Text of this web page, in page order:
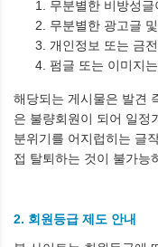
무분별한 비방성글
무분별한 광고글
개인정보 또는 금
펌글 또는 이미지
해당되는 게시물은 발견
은 불량회원이 되어 일정
분위기를 어지럽히는 글
접 탈퇴하는 것이 불가능
2. 회원등급 제도 안내